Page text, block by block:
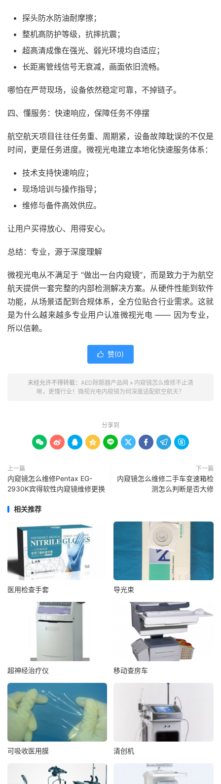
探头防水防油耐摩擦；
整机高防护等级，抗摔抗震；
超高清成像在强光、弱光环境均自适应；
长距离管线信号无衰减，画面依旧流畅。
哪怕在严苛现场，设备依然稳定可靠，不掉链子。
四、懂服务：快速响应，保障任务不停摆
航空航天项目往往任务重、周期紧，设备故障耽误的不仅是
时间，更是任务进度。微视光电建立本地化快速服务体系：
技术支持快速响应；
现场培训与操作指导；
维修与备件高效供应。
让用户买得放心、用得安心。
总结：专业，源于深度理解
微视光电从不满足于 “做出一台内窥镜”，而是致力于为航空
航天提供一套完整的内部检测解决方案。从硬件性能到软件
功能，从场景适配到合规体系，全方位贴合行业需求。这就
是为什么越来越多专业用户认准微视光电 —— 因为专业，
所以信赖。
 赞(0)
未经允许不得转载： AED除颤器产品网 » 内窥镜怎么维修不止清
晰，更懂行业！微视光电内窥镜为何深度适配航空航天？
分享到
        
上一篇
内窥镜怎么维修Pentax EG-
2930K宾得软性内窥镜维修更换
下一篇
内窥镜怎么维修二手车变速箱检
测怎么判断是否大修
相关推荐
医用检查手套 导光束
超神经治疗仪 移动查房车
可吸收医用膜 清创机